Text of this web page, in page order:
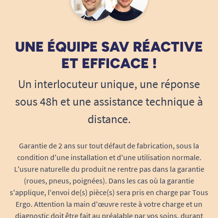
praticité et en autonomie au quotidien.
l’accessibilité de votre télécommande
L’utilisation d’une télécommande 4 boutons
moteurs du fauteuil ou du lit Cocoon (réglage
dossier, relève-jambes…). Avec la rallonge de
, vous pouvez
centimètres de liberté de mouvement
télécommande à vos besoins :
Installer la télécommande sur le côté
gauche ou droit, selon l’emplacement
préféré de l’utilisateur.
Rendre la télécommande accessible à
UNE ÉQUIPE SAV RÉACTIVE
ET EFFICACE !
Un interlocuteur unique, une réponse
sous 48h et une assistance technique à
distance.
Garantie de 2 ans sur tout défaut de fabrication, sous la
condition d'une installation et d'une utilisation normale.
L'usure naturelle du produit ne rentre pas dans la garantie
(roues, pneus, poignées). Dans les cas où la garantie
s'applique, l'envoi de(s) pièce(s) sera pris en charge par Tous
Ergo. Attention la main d'œuvre reste à votre charge et un
diagnostic doit être fait au préalable par vos soins, durant